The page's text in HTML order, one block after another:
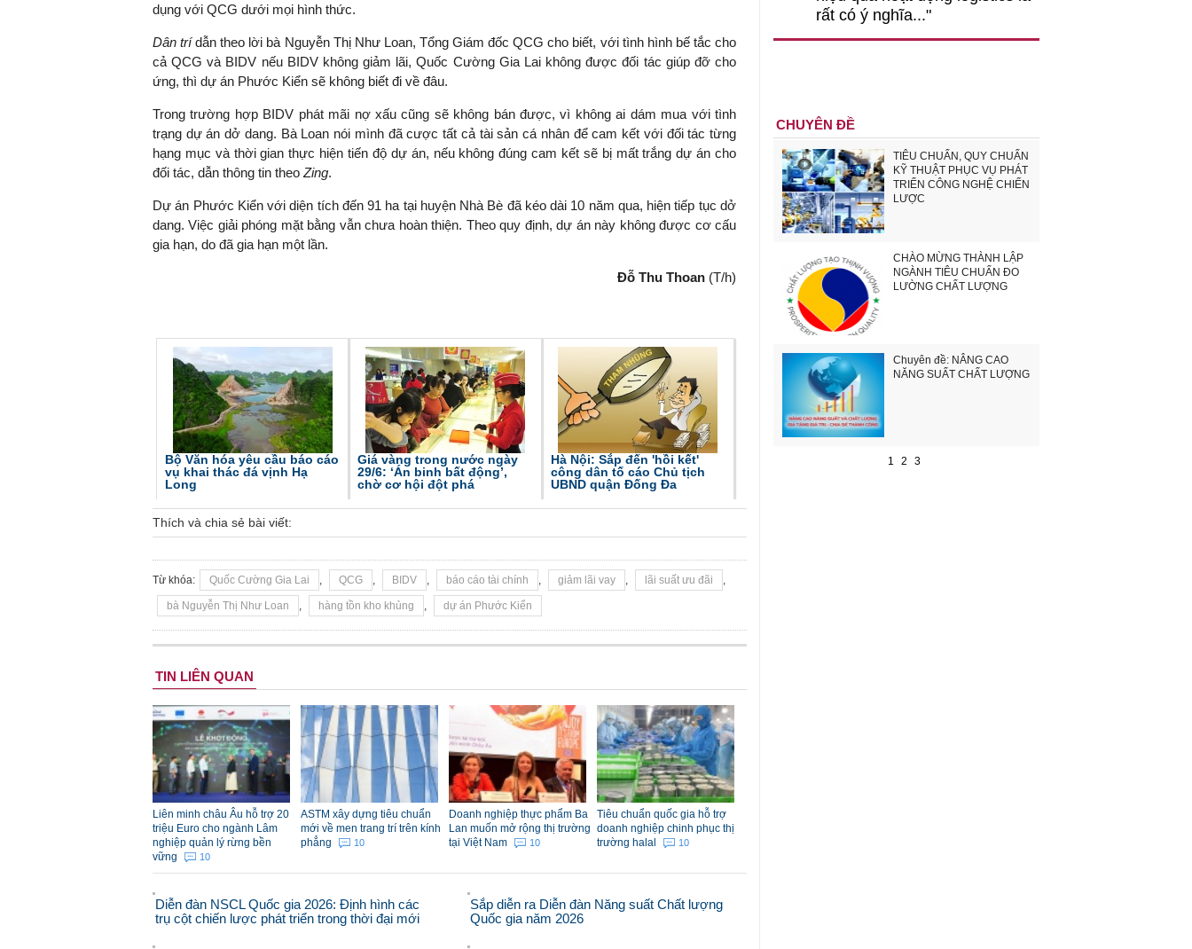
dụng với QCG dưới mọi hình thức.
Dân trídẫn theo lời bà Nguyễn Thị Như Loan, Tổng Giám đốc QCG cho biết, với tình hình bế tắc cho
cả QCG và BIDV nếu BIDV không giảm lãi, Quốc Cường Gia Lai không được đối tác giúp đỡ cho
ứng, thì dự án Phước Kiển sẽ không biết đi về đâu.
Trong trường hợp BIDV phát mãi nợ xấu cũng sẽ không bán được, vì không ai dám mua với tình
trạng dự án dở dang. Bà Loan nói mình đã cược tất cả tài sản cá nhân để cam kết với đối tác từng
hạng mục và thời gian thực hiện tiến độ dự án, nếu không đúng cam kết sẽ bị mất trắng dự án cho
đối tác, dẫn thông tin theo Zing.
Dự án Phước Kiển với diện tích đến 91 ha tại huyện Nhà Bè đã kéo dài 10 năm qua, hiện tiếp tục dở
dang. Việc giải phóng mặt bằng vẫn chưa hoàn thiện. Theo quy định, dự án này không được cơ cấu
gia hạn, do đã gia hạn một lần.
Đỗ Thu Thoan (T/h)
Bộ Văn hóa yêu cầu báo cáo
vụ khai thác đá vịnh Hạ
Long
Giá vàng trong nước ngày
29/6: ‘Án binh bất động’,
chờ cơ hội đột phá
Hà Nội: Sắp đến 'hồi kết'
công dân tố cáo Chủ tịch
UBND quận Đống Đa
Thích và chia sẻ bài viết:
Từ khóa: Quốc Cường Gia Lai , QCG , BIDV , báo cáo tài chính , giảm lãi vay , lãi suất ưu đãi ,
bà Nguyễn Thị Như Loan , hàng tồn kho khủng , dự án Phước Kiển
TIN LIÊN QUAN
Liên minh châu Âu hỗ trợ 20
triệu Euro cho ngành Lâm
nghiệp quản lý rừng bền
vững
10
ASTM xây dựng tiêu chuẩn
mới về men trang trí trên kính
phẳng
10
Doanh nghiệp thực phẩm Ba
Lan muốn mở rộng thị trường
tại Việt Nam
10
Tiêu chuẩn quốc gia hỗ trợ
doanh nghiệp chinh phục thị
trường halal
10
Diễn đàn NSCL Quốc gia 2026: Định hình các
trụ cột chiến lược phát triển trong thời đại mới
Sắp diễn ra Diễn đàn Năng suất Chất lượng
Quốc gia năm 2026
đầu tư cho khoa học công
nghệ; ban hành các cơ chế
khuyến khích đổi mới sáng tạo,
khởi nghiệp..."
tăng trưởng bền vững dài hạn.
rất có ý nghĩa..."
CHUYÊN ĐỀ
TIÊU CHUẨN, QUY CHUẨN
KỸ THUẬT PHỤC VỤ PHÁT
TRIỂN CÔNG NGHỆ CHIẾN
LƯỢC
CHÀO MỪNG THÀNH LẬP
NGÀNH TIÊU CHUẨN ĐO
LƯỜNG CHẤT LƯỢNG
Chuyên đề: NÂNG CAO
NĂNG SUẤT CHẤT LƯỢNG
1 2 3